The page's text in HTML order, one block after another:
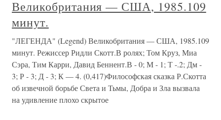
Великобритания — США, 1985.109
минут.
"ЛЕГЕНДА" (Legend) Великобритания — США, 1985.109
минут. Режиссер Ридли Скотт.В ролях; Том Круз, Миа
Сэра, Тим Карри, Давид Беннент.В - 0; М - 1; Т -.2; Дм -
3; Р - 3; Д - 3; К — 4. (0,417)Философская сказка Р.Скотта
об извечной борьбе Света и Тьмы, Добра и Зла вызвала
на удивление плохо скрытое